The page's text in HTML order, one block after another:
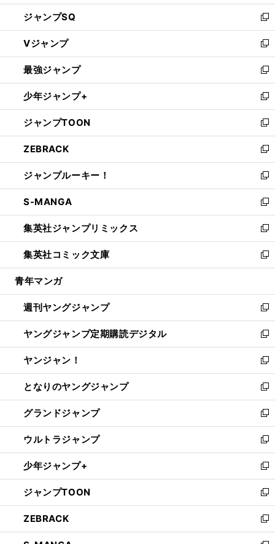
し
い
ウ
ィ
ン
ド
ウ
で
開
く
ジャンプSQ
新
し
い
ウ
ィ
ン
ド
ウ
で
開
く
Vジャンプ
新
し
い
ウ
ィ
ン
ド
ウ
で
開
く
最強ジャンプ
新
し
い
ウ
ィ
ン
ド
ウ
で
開
く
少年ジャンプ+
新
し
い
ウ
ィ
ン
ド
ウ
で
開
く
ジャンプTOON
新
し
い
ウ
ィ
ン
ド
ウ
で
開
く
ZEBRACK
新
し
い
ウ
ィ
ン
ド
ウ
で
開
ジャンプルーキー！
新
し
い
ウ
ィ
ン
ド
ウ
開
く
S-MANGA
新
し
い
ウ
ィ
ン
ウ
で
開
く
集英社ジャンプリミックス
新
し
い
ウ
ン
ド
ウ
で
開
く
集英社コミック文庫
新
し
ウ
ィ
ン
ド
ウ
で
開
く
青年マンガ
週刊ヤングジャンプ
新
し
い
ウ
ィ
ン
ド
ウ
で
開
く
ヤングジャンプ定期購読デジタル
新
し
い
ウ
ィ
ン
ド
ウ
で
開
く
ヤンジャン！
新
し
い
ウ
ィ
ン
ド
ウ
で
開
く
となりのヤングジャンプ
新
し
い
ウ
ィ
ン
ド
ウ
で
開
く
グランドジャンプ
新
し
い
ウ
ィ
ン
ド
ウ
で
開
ウルトラジャンプ
新
し
い
ウ
ィ
ン
ド
ウ
少年ジャンプ+
新
し
い
ウ
ィ
ン
ジャンプTOON
新
し
い
ウ
ZEBRACK
新
し